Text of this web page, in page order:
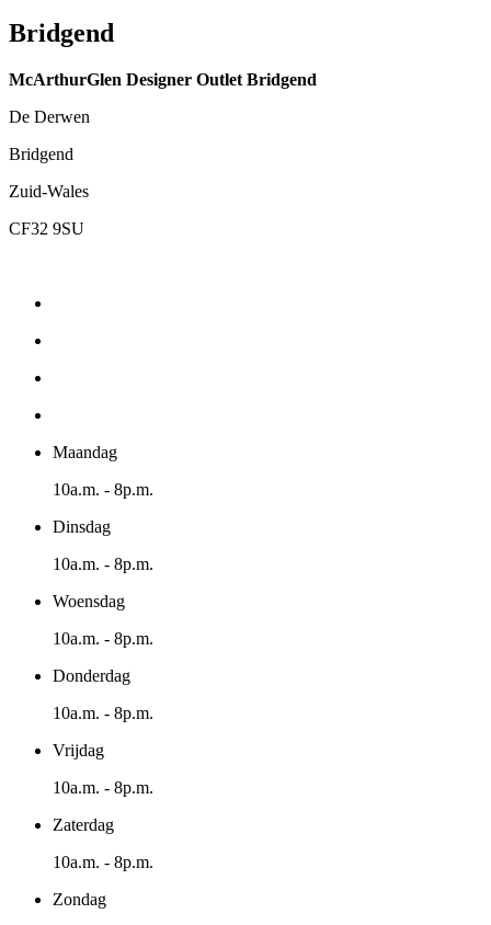
Bridgend
McArthurGlen Designer Outlet Bridgend
De Derwen
Bridgend
Zuid-Wales
CF32 9SU
Maandag
10a.m. - 8p.m.
Dinsdag
10a.m. - 8p.m.
Woensdag
10a.m. - 8p.m.
Donderdag
10a.m. - 8p.m.
Vrijdag
10a.m. - 8p.m.
Zaterdag
10a.m. - 8p.m.
Zondag